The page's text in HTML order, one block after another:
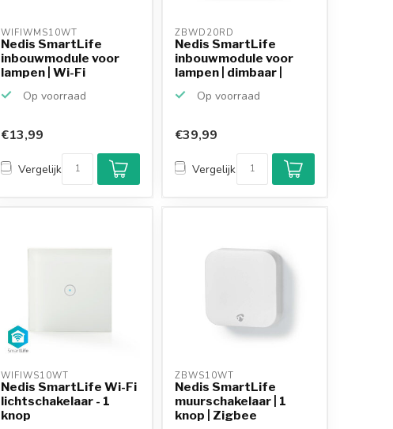
WIFIWMS10WT
Nedis SmartLife
inbouwmodule voor
lampen | Wi-Fi
Op voorraad
€13,99
Vergelijk
ZBWD20RD
Nedis SmartLife
inbouwmodule voor
lampen | dimbaar |
Op voorraad
€39,99
Vergelijk
WIFIWS10WT
Nedis SmartLife Wi-Fi
lichtschakelaar - 1
knop
ZBWS10WT
Nedis SmartLife
muurschakelaar | 1
knop | Zigbee